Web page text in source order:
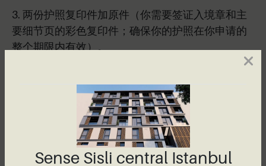
3. 两份护照复印件加原件（你需要签证入境章和主
要细节页的彩色复印件；确保你的护照在你申请的
整个期限内有效）。
5. 证明你有医疗保险的证据。
6、银行对账单，证明你在土耳其居住期间有足够的
资金来照顾自己。如果你有一个土耳其银行账户，
Sense Sisli central Istanbul